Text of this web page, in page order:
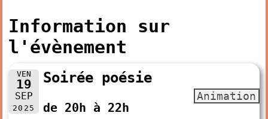
Nos amis
Nos soutiens
Galerie des photos
Boire et manger
Carte : boissons, restaurant
Information sur
l'évènement
VEN
19
SEP
2025
Soirée poésie
de 20h à 22h
Animation